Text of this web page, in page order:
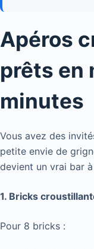
Apéros
prêts en
minutes
Vous avez des
petite envie de
devient un vrai bar
1. Bricks
Pour 8 bricks :